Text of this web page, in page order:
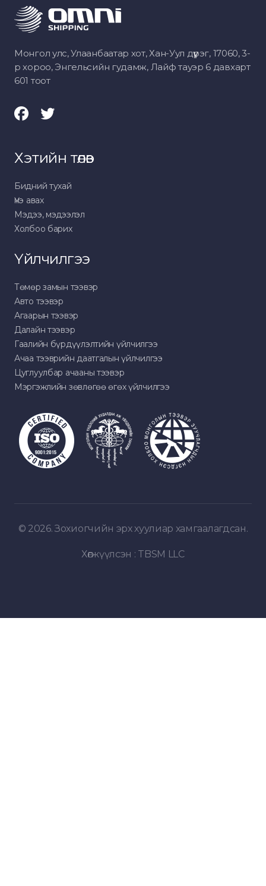
Монгол улс, Улаанбаатар хот, Хан-Уул дүүрэг, 17060, 3-
р хороо, Энгельсийн гудамж, Лайф тауэр 6 давхарт
601 тоот
Хэтийн төлөв
Бидний тухай
Үнэ авах
Мэдээ, мэдээлэл
Холбоо барих
Үйлчилгээ
Төмөр замын тээвэр
Авто тээвэр
Агаарын тээвэр
Далайн тээвэр
Гаалийн бүрдүүлэлтийн үйлчилгээ
Ачаа тээврийн даатгалын үйлчилгээ
Цуглуулбар ачааны тээвэр
Мэргэжлийн зөвлөгөө өгөх үйлчилгээ
© 2026. Зохиогчийн эрх хуулиар хамгаалагдсан.
Хөгжүүлсэн : TBSM LLC